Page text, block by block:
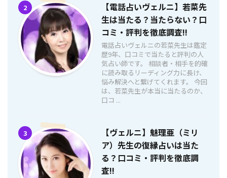
2
【電話占いヴェルニ】若菜先
生は当たる？当たらない？口
コミ・評判を徹底調査!!
電話占いヴェルニの若菜先生は鑑定
歴9年、口コミで当たると評判の人
気占い師です。 相談者・相手を的確
に読み取るリーディング力に長け、
悩み解決へと繋げてくれます。 今回
は、若菜先生が本当に当たるのか、
口コ ...
3
【ヴェルニ】魅理亜（ミリ
ア）先生の復縁占いは当た
る？口コミ・評判を徹底調
査!!